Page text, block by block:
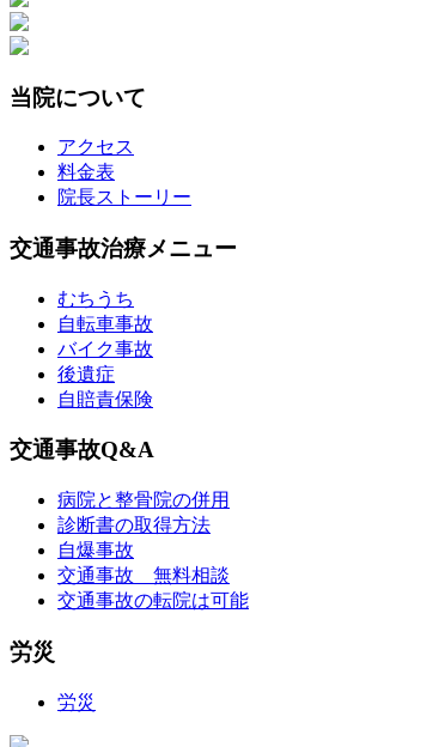
当院について
アクセス
料金表
院長ストーリー
交通事故治療メニュー
むちうち
自転車事故
バイク事故
後遺症
自賠責保険
交通事故Q&A
病院と整骨院の併用
診断書の取得方法
自爆事故
交通事故 無料相談
交通事故の転院は可能
労災
労災